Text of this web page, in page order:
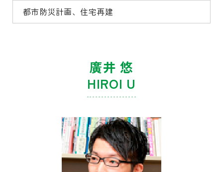
都市防災計画、住宅再建
廣井 悠
HIROI U